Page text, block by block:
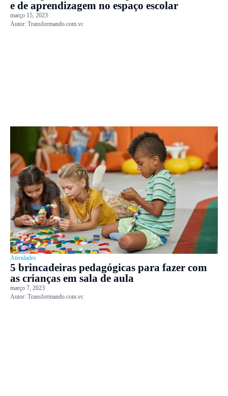
e de aprendizagem no espaço escolar
março 15, 2023
Autor: Transformando.com.vc
Atividades
5 brincadeiras pedagógicas para fazer com
as crianças em sala de aula
março 7, 2023
Autor: Transformando.com.vc